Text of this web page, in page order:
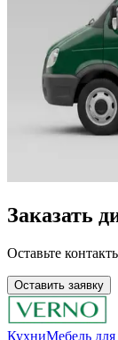
Заказать
Оставьте
Оставить заявку
КухниМебель для